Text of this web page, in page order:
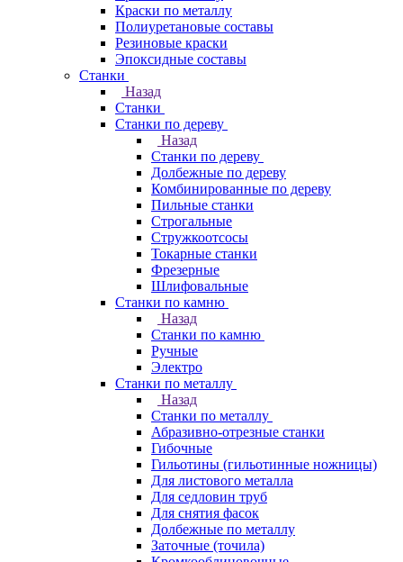
Краски по металлу
Полиуретановые составы
Резиновые краски
Эпоксидные составы
Станки
Назад
Станки
Станки по дереву
Назад
Станки по дереву
Долбежные по дереву
Комбинированные по дереву
Пильные станки
Строгальные
Стружкоотсосы
Токарные станки
Фрезерные
Шлифовальные
Станки по камню
Назад
Станки по камню
Ручные
Электро
Станки по металлу
Назад
Станки по металлу
Абразивно-отрезные станки
Гибочные
Гильотины (гильотинные ножницы)
Для листового металла
Для седловин труб
Для снятия фасок
Долбежные по металлу
Заточные (точила)